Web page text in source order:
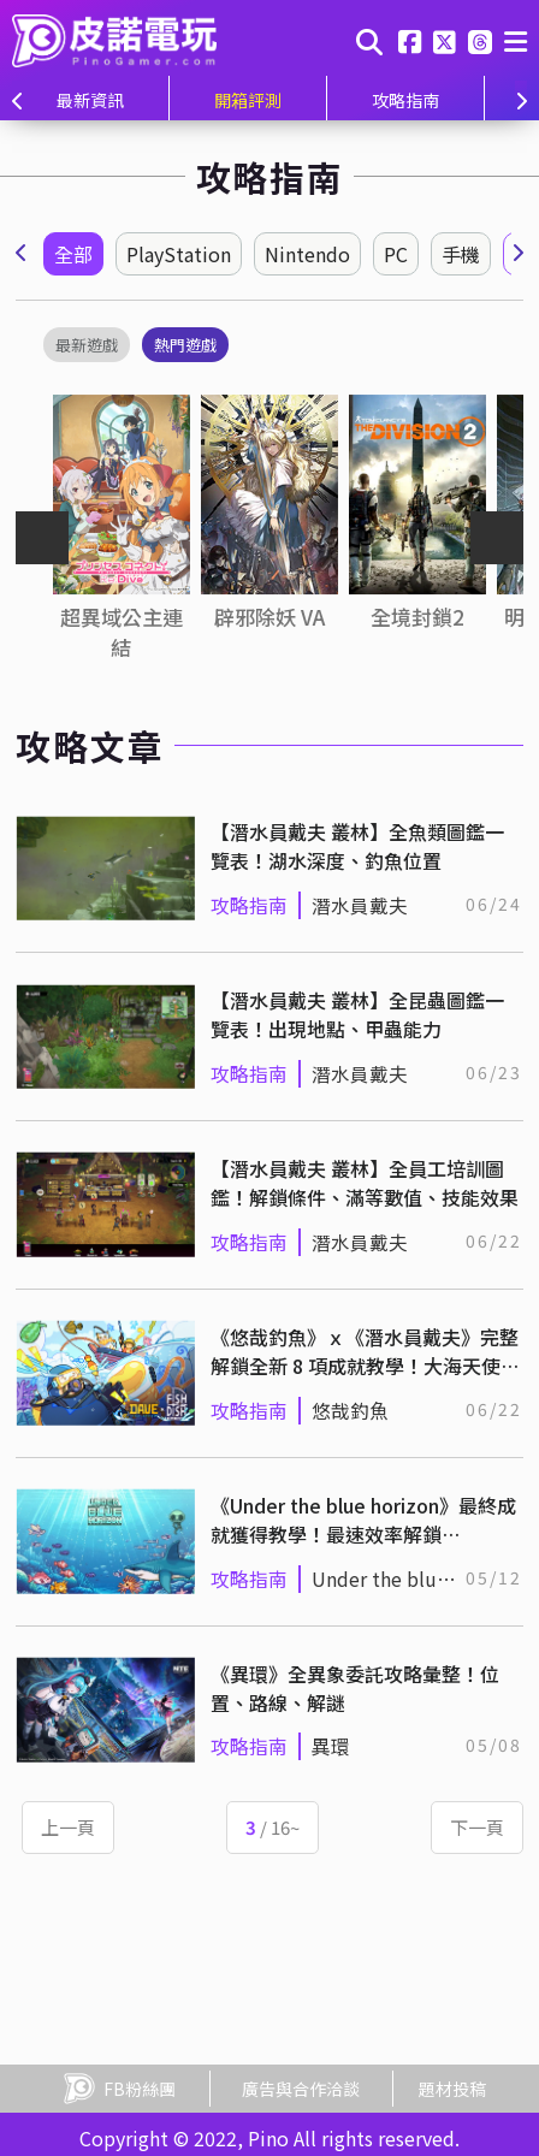
最新資訊 開箱評測 攻略指南
攻略指南
全部 PlayStation Nintendo PC 手機
最新遊戲 熱門遊戲
超異域公主連
結
辟邪除妖 VA 全境封鎖2 明
攻略文章
【潛水員戴夫 叢林】全魚類圖鑑一
覽表！湖水深度、釣魚位置
攻略指南 潛水員戴夫 06/24
【潛水員戴夫 叢林】全昆蟲圖鑑一
覽表！出現地點、甲蟲能力
攻略指南 潛水員戴夫 06/23
【潛水員戴夫 叢林】全員工培訓圖
鑑！解鎖條件、滿等數值、技能效果
攻略指南 潛水員戴夫 06/22
《悠哉釣魚》ｘ《潛水員戴夫》完整
解鎖全新 8 項成就教學！大海天使、
冥河水母、雀尾螳螂蝦
攻略指南 悠哉釣魚 06/22
《Under the blue horizon》最終成
就獲得教學！最速效率解鎖
Rebirth!、Kingdom 成就
攻略指南
Under the blue
05/12
《異環》全異象委託攻略彙整！位
置、路線、解謎
攻略指南 異環 05/08
上一頁 3 / 16~ 下一頁
FB粉絲團 廣告與合作洽談 題材投稿
Copyright © 2022, Pino All rights reserved.